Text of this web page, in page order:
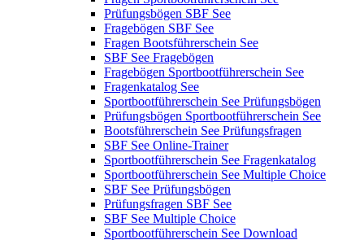
Prüfungsbögen SBF See
Fragebögen SBF See
Fragen Bootsführerschein See
SBF See Fragebögen
Fragebögen Sportbootführerschein See
Fragenkatalog See
Sportbootführerschein See Prüfungsbögen
Prüfungsbögen Sportbootführerschein See
Bootsführerschein See Prüfungsfragen
SBF See Online-Trainer
Sportbootführerschein See Fragenkatalog
Sportbootführerschein See Multiple Choice
SBF See Prüfungsbögen
Prüfungsfragen SBF See
SBF See Multiple Choice
Sportbootführerschein See Download